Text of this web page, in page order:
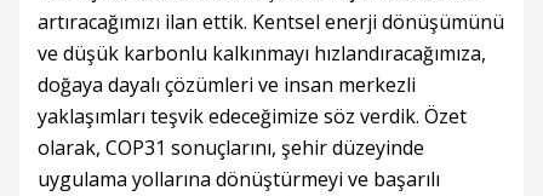
artıracağımızı ilan ettik. Kentsel enerji dönüşümünü
ve düşük karbonlu kalkınmayı hızlandıracağımıza,
doğaya dayalı çözümleri ve insan merkezli
yaklaşımları teşvik edeceğimize söz verdik. Özet
olarak, COP31 sonuçlarını, şehir düzeyinde
uygulama yollarına dönüştürmeyi ve başarılı